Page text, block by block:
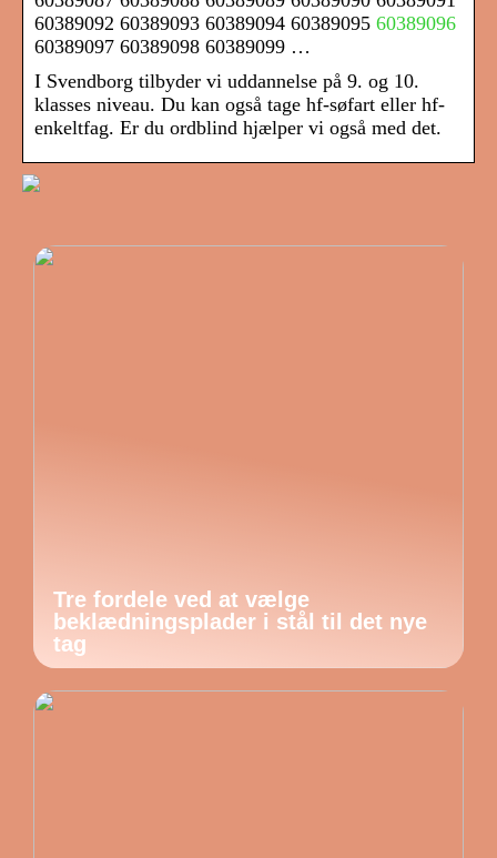
60389092 60389093 60389094 60389095 60389096
60389097 60389098 60389099 …
I Svendborg tilbyder vi uddannelse på 9. og 10.
klasses niveau. Du kan også tage hf-søfart eller hf-
enkeltfag. Er du ordblind hjælper vi også med det.
Tre fordele ved at vælge
beklædningsplader i stål til det nye
tag